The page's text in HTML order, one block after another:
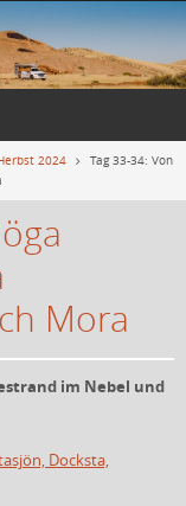
2024
Tag 33-34: Von
Mora
im Nebel und
Docksta,